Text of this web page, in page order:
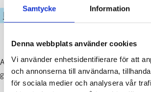
Samtycke Information
Denna webbplats använder cookies
Vi använder enhetsidentifierare för att
och annonserna till användarna,
för sociala medier och analysera vår
IDROTT
Alla drop-in grupper har julpaus 5.12.2022-
grupperna God Jul.